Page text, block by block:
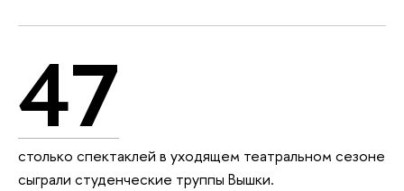
47
столько спектаклей в уходящем театральном сезоне
сыграли студенческие труппы Вышки.